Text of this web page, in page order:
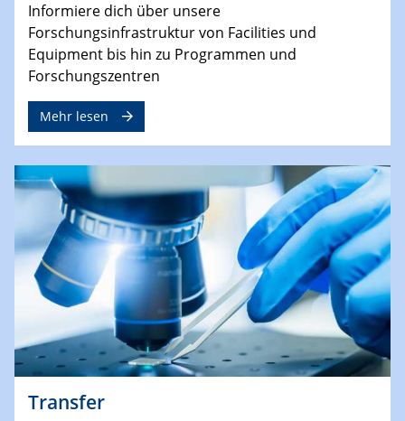
Informiere dich über unsere
Forschungsinfrastruktur von Facilities und
Equipment bis hin zu Programmen und
Forschungszentren
Mehr lesen
Transfer